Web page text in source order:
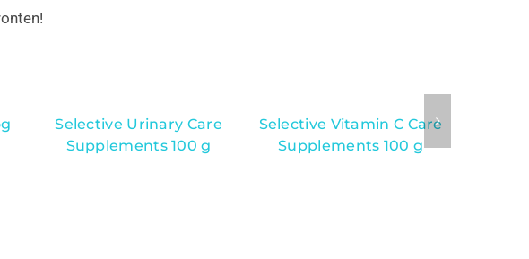
Selective Urinary Care
Supplements 100 g
Selective Vitamin C Care
Supplements 100 g